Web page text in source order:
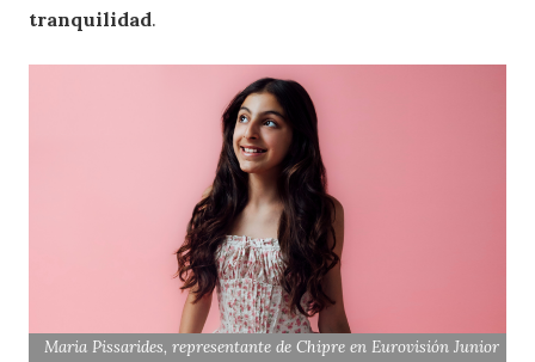
tranquilidad.
Maria Pissarides, representante de Chipre en Eurovisión Junior